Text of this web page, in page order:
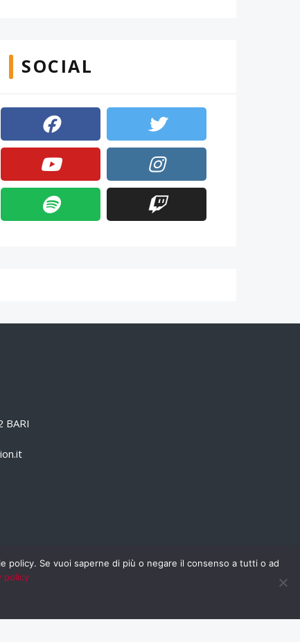
SOCIAL
BARI
Se vuoi saperne di più o negare il consenso a tutti o ad
policy